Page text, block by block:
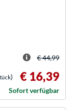
€ 44,99
) € 16,39
Sofort verfügbar